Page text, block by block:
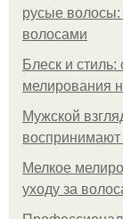
русые волосы:
волосами
Блеск и
мелирования
Мужской
Мелкое
уходу за